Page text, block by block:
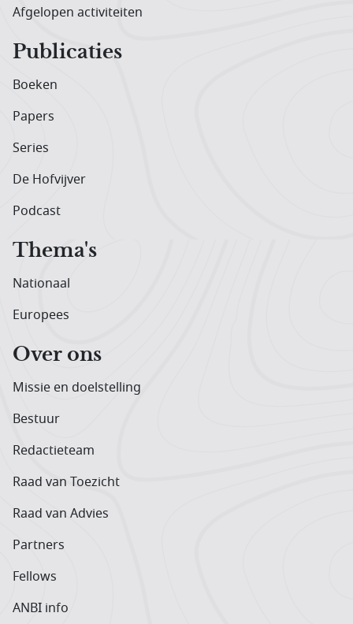
Afgelopen activiteiten
Publicaties
Boeken
Papers
Series
De Hofvijver
Podcast
Thema's
Nationaal
Europees
Over ons
Missie en doelstelling
Bestuur
Redactieteam
Raad van Toezicht
Raad van Advies
Partners
Fellows
ANBI info